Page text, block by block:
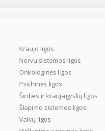
Kraujo ligos
Nervų sistemos ligos
Onkologinės ligos
Psichinės ligos
Širdies ir kraujagyslių ligos
Šlapimo sistemos ligos
Vaikų ligos